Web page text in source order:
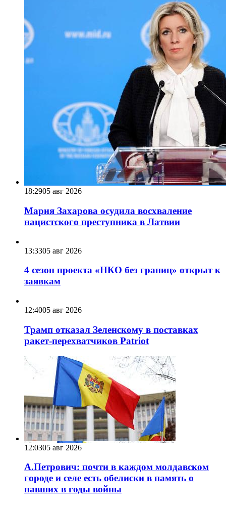
18:2905 авг 2026
Мария Захарова осудила восхваление
нацистского преступника в Латвии
13:3305 авг 2026
4 сезон проекта «НКО без границ» открыт к
заявкам
12:4005 авг 2026
Трамп отказал Зеленскому в поставках
ракет-перехватчиков Patriot
12:0305 авг 2026
А.Петрович: почти в каждом молдавском
городе и селе есть обелиски в память о
павших в годы войны